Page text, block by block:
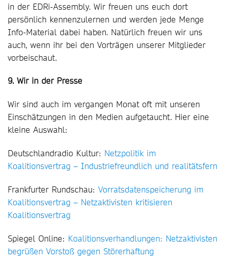
in der EDRi-Assembly. Wir freuen uns euch dort
persönlich kennenzulernen und werden jede Menge
Info-Material dabei haben. Natürlich freuen wir uns
auch, wenn ihr bei den Vorträgen unserer Mitglieder
vorbeischaut.
9. Wir in der Presse
Wir sind auch im vergangen Monat oft mit unseren
Einschätzungen in den Medien aufgetaucht. Hier eine
kleine Auswahl:
Deutschlandradio Kultur: Netzpolitik im
Koalitionsvertrag – Industriefreundlich und realitätsfern
Frankfurter Rundschau: Vorratsdatenspeicherung im
Koalitionsvertrag – Netzaktivisten kritisieren
Koalitionsvertrag
Spiegel Online: Koalitionsverhandlungen: Netzaktivisten
begrüßen Vorstoß gegen Störerhaftung